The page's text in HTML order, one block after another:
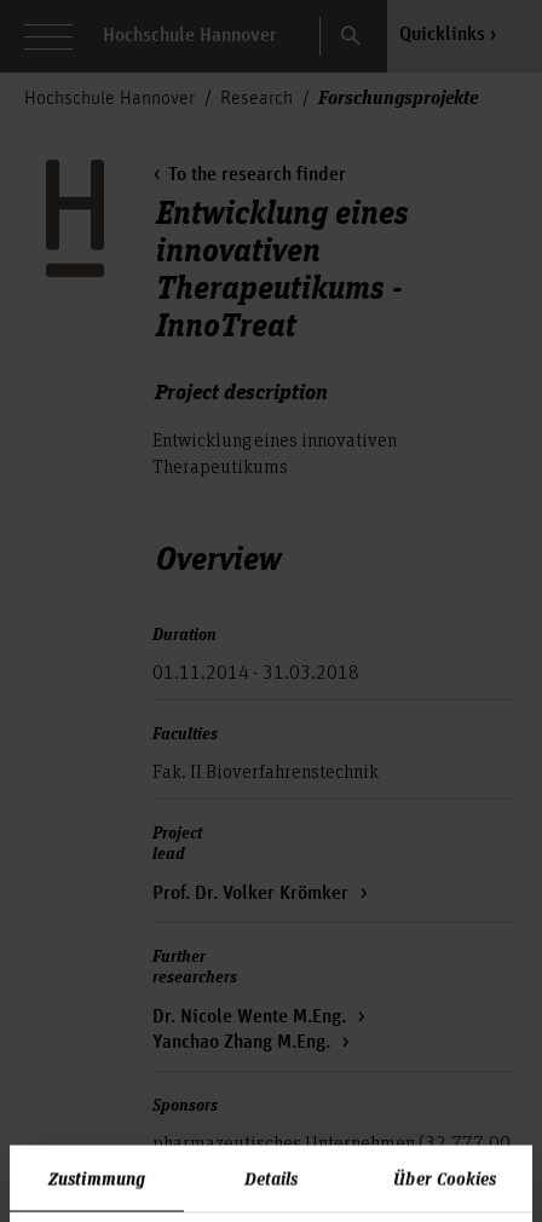
Zustimmung Details Über Cookies
Hochschule Hannover Search Quicklinks
Hochschule Hannover Research Forschungsprojekte
To the research finder
Entwicklung eines
innovativen
Therapeutikums -
InnoTreat
Project description
Entwicklung eines innovativen
Therapeutikums
Overview
Duration
01.11.2014 - 31.03.2018
Faculties
Fak. II Bioverfahrenstechnik
Project
lead
Prof. Dr. Volker Krömker
Further
researchers
Dr. Nicole Wente M.Eng.
Yanchao Zhang M.Eng.
Sponsors
pharmazeutisches Unternehmen (32.777,00
DBU - Deutsche Bundesstiftung Umwelt
(280.395,00 €)